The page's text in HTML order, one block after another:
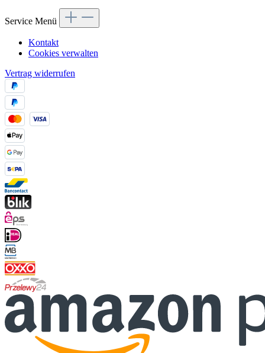
Service Menü
Kontakt
Cookies verwalten
Vertrag widerrufen